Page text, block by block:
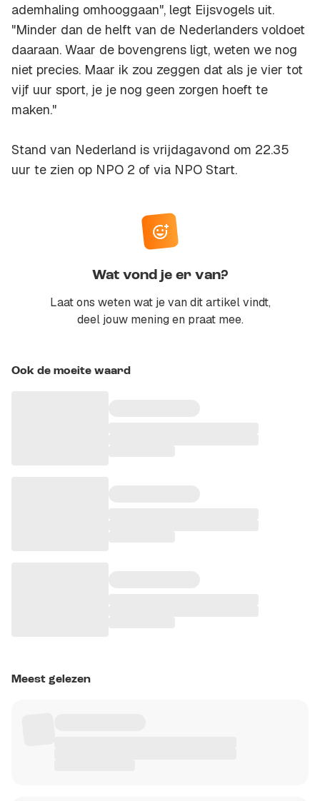
ademhaling omhooggaan", legt Eijsvogels uit.
"Minder dan de helft van de Nederlanders voldoet
daaraan. Waar de bovengrens ligt, weten we nog
niet precies. Maar ik zou zeggen dat als je vier tot
vijf uur sport, je je nog geen zorgen hoeft te
maken."
Stand van Nederland is vrijdagavond om 22.35
uur te zien op NPO 2 of via NPO Start.
Wat vond je er van?
Laat ons weten wat je van dit artikel vindt,
deel jouw mening en praat mee.
Ook de moeite waard
Meest gelezen